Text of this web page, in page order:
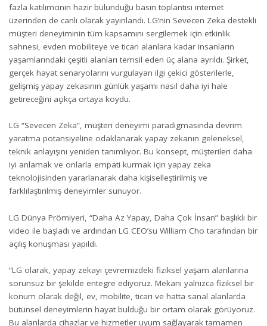
fazla katılımcının hazır bulunduğu basın toplantısı internet
üzerinden de canlı olarak yayınlandı. LG’nin Sevecen Zeka destekli
müşteri deneyiminin tüm kapsamını sergilemek için etkinlik
sahnesi, evden mobiliteye ve ticari alanlara kadar insanların
yaşamlarındaki çeşitli alanları temsil eden üç alana ayrıldı. Şirket,
gerçek hayat senaryolarını vurgulayan ilgi çekici gösterilerle,
gelişmiş yapay zekasının günlük yaşamı nasıl daha iyi hale
getireceğini açıkça ortaya koydu.
LG “Sevecen Zeka”, müşteri deneyimi paradigmasında devrim
yaratma potansiyeline odaklanarak yapay zekanın geleneksel,
teknik anlayışını yeniden tanımlıyor. Bu konsept, müşterileri daha
iyi anlamak ve onlarla empati kurmak için yapay zeka
teknolojisinden yararlanarak daha kişiselleştirilmiş ve
farklılaştırılmış deneyimler sunuyor.
LG Dünya Prömiyeri, “Daha Az Yapay, Daha Çok İnsan” başlıklı bir
video ile başladı ve ardından LG CEO’su William Cho tarafından bir
açılış konuşması yapıldı.
“LG olarak, yapay zekayı çevremizdeki fiziksel yaşam alanlarına
sorunsuz bir şekilde entegre ediyoruz. Mekanı yalnızca fiziksel bir
konum olarak değil, ev, mobilite, ticari ve hatta sanal alanlarda
bütünsel deneyimlerin hayat bulduğu bir ortam olarak görüyoruz.
Bu alanlarda cihazlar ve hizmetler uyum sağlayarak tamamen